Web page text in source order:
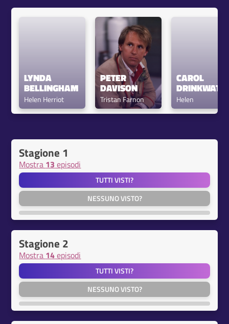
LYNDA
BELLINGHAM
Helen Herriot
PETER
DAVISON
Tristan Farnon
CAROL
Helen
Stagione 1
Mostra 13 episodi
TUTTI VISTI?
NESSUNO VISTO?
Stagione 2
Mostra 14episodi
TUTTI VISTI?
NESSUNO VISTO?